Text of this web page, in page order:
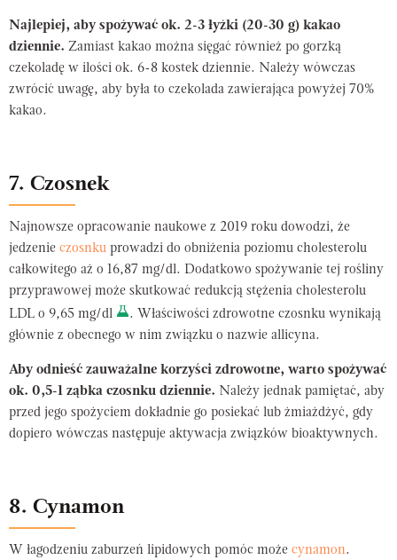
Najlepiej, aby spożywać ok. 2-3 łyżki (20-30 g) kakao
dziennie. Zamiast kakao można sięgać również po gorzką
czekoladę w ilości ok. 6-8 kostek dziennie. Należy wówczas
zwrócić uwagę, aby była to czekolada zawierająca powyżej 70%
kakao.
7. Czosnek
Najnowsze opracowanie naukowe z 2019 roku dowodzi, że
jedzenie czosnku prowadzi do obniżenia poziomu cholesterolu
całkowitego aż o 16,87 mg/dl. Dodatkowo spożywanie tej rośliny
przyprawowej może skutkować redukcją stężenia cholesterolu
LDL o 9,65 mg/dl
. Właściwości zdrowotne czosnku wynikają
głównie z obecnego w nim związku o nazwie allicyna.
Aby odnieść zauważalne korzyści zdrowotne, warto spożywać
ok. 0,5-1 ząbka czosnku dziennie. Należy jednak pamiętać, aby
przed jego spożyciem dokładnie go posiekać lub żmiażdżyć, gdy
dopiero wówczas następuje aktywacja związków bioaktywnych.
8. Cynamon
W łagodzeniu zaburzeń lipidowych pomóc może cynamon.